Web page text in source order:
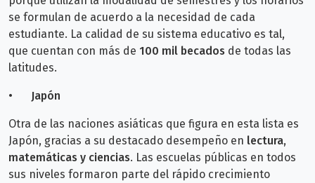
se formulan de acuerdo a la necesidad de cada
estudiante. La calidad de su sistema educativo es tal,
que cuentan con más de 100 mil becados de todas las
latitudes.
• Japón
Otra de las naciones asiáticas que figura en esta lista es
Japón, gracias a su destacado desempeño en lectura,
matemáticas y ciencias. Las escuelas públicas en todos
sus niveles formaron parte del rápido crecimiento